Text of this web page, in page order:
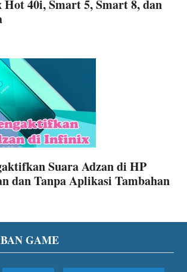
40i, Smart 5, Smart 8, dan
Suara Adzan di HP
dan Tanpa Aplikasi Tambahan
GAME